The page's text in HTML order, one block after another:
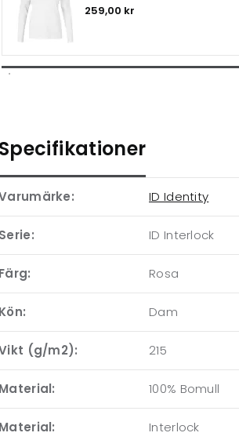
259,00 kr
Specifikationer
ID Identity
Serie: ID Interlock
Färg: Rosa
Kön: Dam
(g/m2): 215
Material: 100% Bomull
Material: Interlock